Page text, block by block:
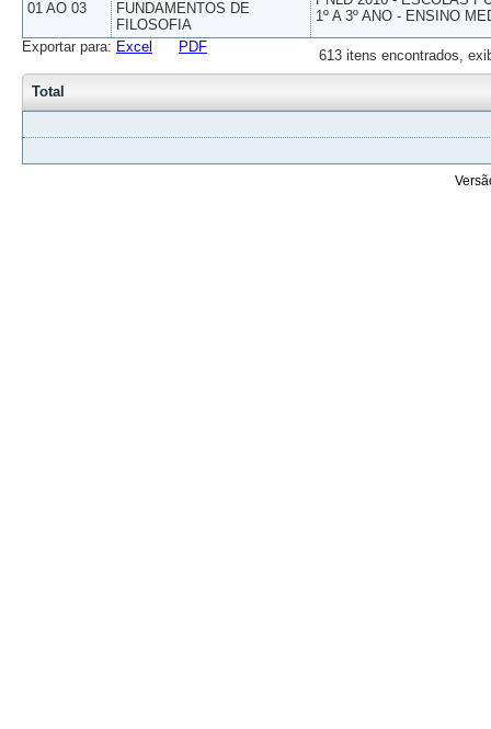
01 AO 03
FUNDAMENTOS DE
FILOSOFIA
1º A 3º ANO - ENSINO
613 itens encontrados,
Exportar para: Excel PDF
Total